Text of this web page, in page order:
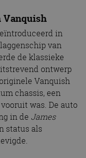
Vanquish
in
van
de klassieke
ontwerp
Vanquish
chassis, een
was. De auto
in de James
status als